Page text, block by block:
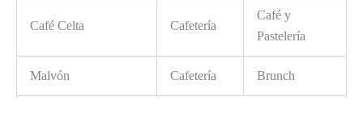
Café Celta Cafetería
Café y
Pastelería
Malvón Cafetería Brunch